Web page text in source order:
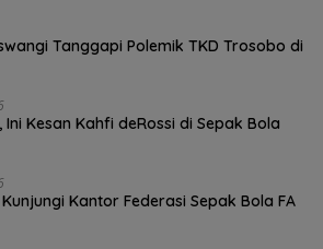
Tanggapi Polemik TKD Trosobo di
Ini Kesan Kahfi deRossi di Sepak Bola
Kantor Federasi Sepak Bola FA